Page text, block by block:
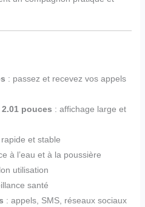
: passez et recevez vos appels
pouces : affichage large et
et stable
à l’eau et à la poussière
utilisation
santé
: appels, SMS, réseaux sociaux